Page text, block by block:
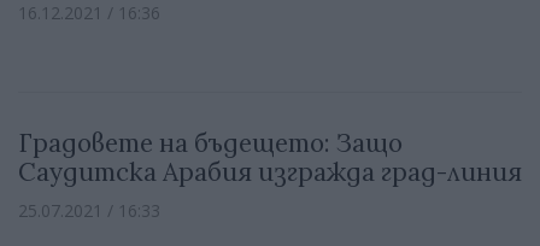
16.12.2021 / 16:36
Градовете на бъдещето: Защо
Саудитска Арабия изгражда град-линия
25.07.2021 / 16:33